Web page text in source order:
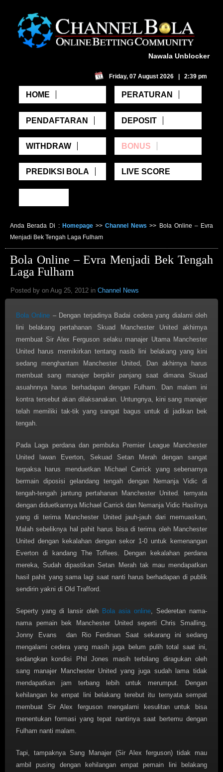
Nawala Unblocker
Friday, 07 August 2026 | 2:39 pm
HOME PERATURAN
PENDAFTARAN DEPOSIT
WITHDRAW BONUS
PREDIKSI BOLA LIVE SCORE
Anda Berada Di : Homepage>>Channel News >> Bola Online – Evra
Menjadi Bek Tengah Laga Fulham
Bola Online – Evra Menjadi Bek Tengah
Laga Fulham
Posted by on Aug 25, 2012 in Channel News
Bola Online – Dengan terjadinya Badai cedera yang dialami oleh
lini belakang pertahanan Skuad Manchester United akhirnya
membuat Sir Alex Ferguson selaku manajer Utama Manchester
United harus memikirkan tentang nasib lini belakang yang kini
sedang menghantam Manchester United, Dan akhirnya harus
membuat sang manajer berpikir panjang saat dimana Skuad
asuahnnya harus berhadapan dengan Fulham. Dan malam ini
kontra tersebut akan dilaksanakan. Untungnya, kini sang manajer
telah memiliki tak-tik yang sangat bagus untuk di jadikan bek
tengah.
Pada Laga perdana dan pembuka Premier League Manchester
United lawan Everton, Sekuad Setan Merah dengan sangat
terpaksa harus menduetkan Michael Carrick yang sebenarnya
bermain diposisi gelandang tengah dengan Nemanja Vidic di
tengah-tengah jantung pertahanan Manchester United. ternyata
dengan diduetkannya Michael Carrick dan Nemanja Vidic Hasilnya
yang di terima Manchester United jauh-jauh dari memuaskan,
Malah sebeliknya hal pahit harus bisa di terima oleh Manchester
United dengan kekalahan dengan sekor 1-0 untuk kemenangan
Everton di kandang The Toffees. Dengan kekalahan perdana
mereka, Sudah dipastikan Setan Merah tak mau mendapatkan
hasil pahit yang sama lagi saat nanti harus berhadapan di publik
sendirin yakni di Old Trafford.
Seperty yang di lansir oleh Bola asia online , Sederetan nama-
nama pemain bek Manchester United seperti Chris Smalling,
Jonny Evans dan Rio Ferdinan Saat sekarang ini sedang
mengalami cedera yang masih juga belum pulih total saat ini,
sedangkan kondisi Phil Jones masih terbilang diragukan oleh
sang manajer Manchester United yang juga sudah lama tidak
mendapatkan jam terbang lebih untuk merumput. Dengan
kehilangan ke empat lini belakang terebut itu ternyata sempat
membuat Sir Alex ferguson mengalami kesulitan untuk bisa
menentukan formasi yang tepat nantinya saat bertemu dengan
Fulham nanti malam.
Tapi, tampaknya Sang Manajer (Sir Alex ferguson) tidak mau
ambil pusing dengan kehilangan empat pemain lini belakang